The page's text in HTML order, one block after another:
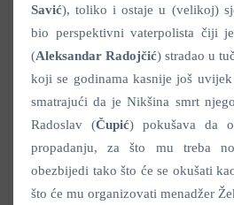
Savić), toliko i ostaje u (velikoj)
bio perspektivni vaterpolista čiji
(Aleksandar Radojčić) stradao u
koji se godinama kasnije još
smatrajući da je Nikšina smrt
Radoslav (Čupić) pokušava da
propadanju, za što mu treba
obezbijedi tako što će se okušati
što će mu organizovati menadžer